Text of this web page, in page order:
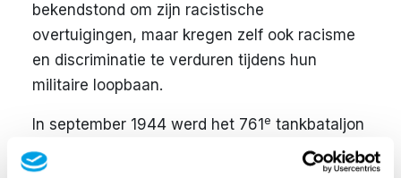
bekendstond om zijn racistische
overtuigingen, maar kregen zelf ook racisme
en discriminatie te verduren tijdens hun
militaire loopbaan.
In september 1944 werd het 761 e tankbataljon
uitgezonden naar Europa, waar het samen
met het 3
Amerikaanse leger onder bevel